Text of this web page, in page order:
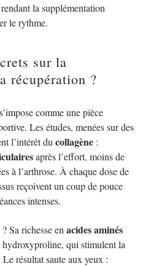
la supplémentation
le rythme.
sur la
récupération ?
s’impose comme une pièce
Les études, menées sur des
l’intérêt du collagène :
après l’effort, moins de
à l’arthrose. À chaque dose de
reçoivent un coup de pouce
intenses.
Sa richesse en acides aminés
qui stimulent la
résultat saute aux yeux :